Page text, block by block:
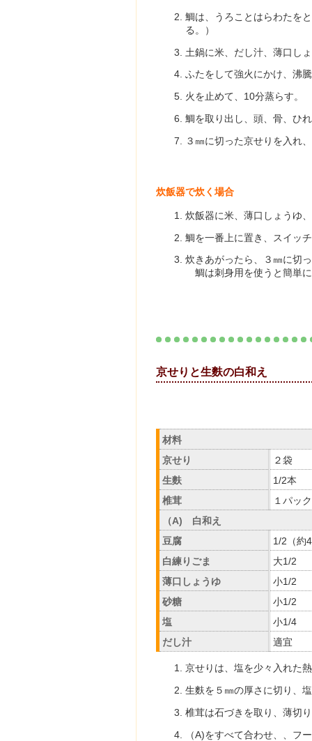
鯛は、うろことはらわたを
る。）
土鍋に米、だし汁、薄口し
ふたをして強火にかけ、沸
火を止めて、10分蒸らす。
鯛を取り出し、頭、骨、ひ
３㎜に切った京せりを入れ
炊飯器で炊く場合
炊飯器に米、薄口しょうゆ
鯛を一番上に置き、スイッ
炊きあがったら、３㎜に切
鯛は刺身用を使うと簡単
京せりと生麩の
材料
京せり
２袋
生麩
1/2本
椎茸
１パック
（A) 白和え
豆腐
1/2（約
白練りごま
大1/2
薄口しょうゆ
小1/2
砂糖
小1/2
塩
小1/4
だし汁
適宜
京せりは、塩を少々入れた
生麩を５㎜の厚さに切り、
椎茸は石づきを取り、薄切
（A)をすべて合わせ、、フ